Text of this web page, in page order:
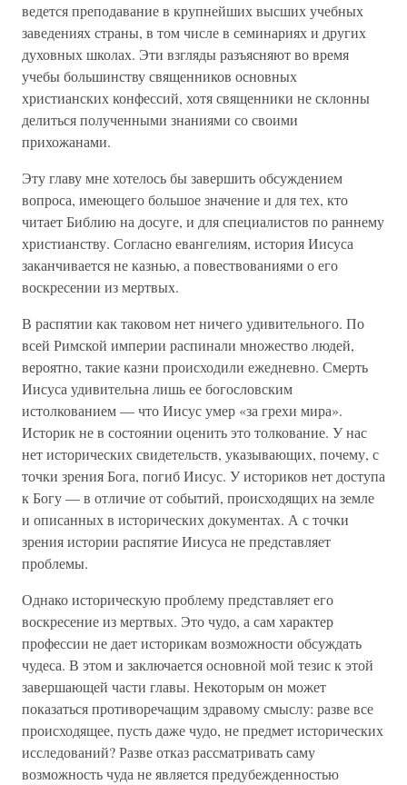
ведется преподавание в крупнейших высших учебных
заведениях страны, в том числе в семинариях и других
духовных школах. Эти взгляды разъясняют во время
учебы большинству священников основных
христианских конфессий, хотя священники не склонны
делиться полученными знаниями со своими
прихожанами.
Эту главу мне хотелось бы завершить обсуждением
вопроса, имеющего большое значение и для тех, кто
читает Библию на досуге, и для специалистов по раннему
христианству. Согласно евангелиям, история Иисуса
заканчивается не казнью, а повествованиями о его
воскресении из мертвых.
В распятии как таковом нет ничего удивительного. По
всей Римской империи распинали множество людей,
вероятно, такие казни происходили ежедневно. Смерть
Иисуса удивительна лишь ее богословским
истолкованием — что Иисус умер «за грехи мира».
Историк не в состоянии оценить это толкование. У нас
нет исторических свидетельств, указывающих, почему, с
точки зрения Бога, погиб Иисус. У историков нет доступа
к Богу — в отличие от событий, происходящих на земле
и описанных в исторических документах. А с точки
зрения истории распятие Иисуса не представляет
проблемы.
Однако историческую проблему представляет его
воскресение из мертвых. Это чудо, а сам характер
профессии не дает историкам возможности обсуждать
чудеса. В этом и заключается основной мой тезис к этой
завершающей части главы. Некоторым он может
показаться противоречащим здравому смыслу: разве все
происходящее, пусть даже чудо, не предмет исторических
исследований? Разве отказ рассматривать саму
возможность чуда не является предубежденностью